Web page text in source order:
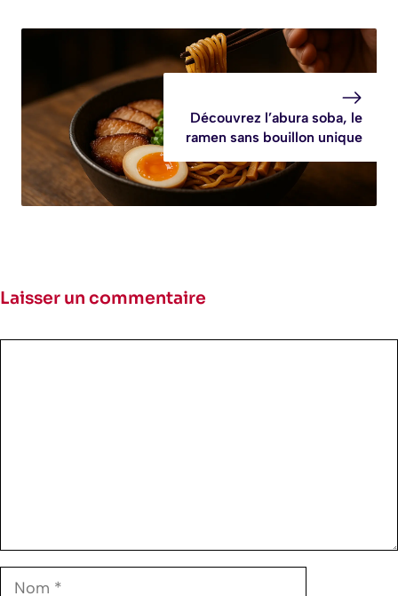
Découvrez l’abura soba, le
ramen sans bouillon unique
Laisser un commentaire
Nom